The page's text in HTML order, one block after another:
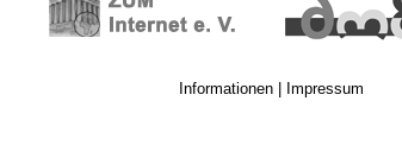
Informationen| Impressum